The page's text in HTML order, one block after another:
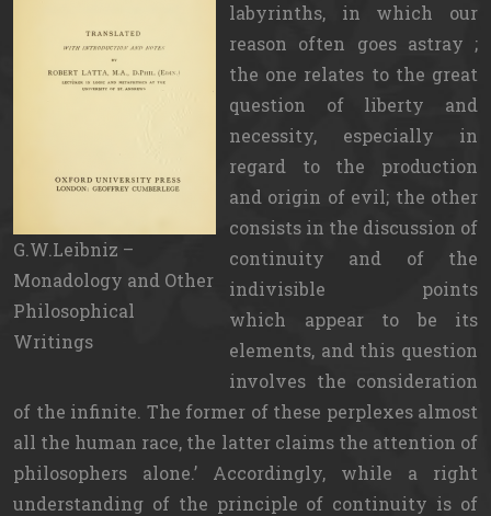
G.W.Leibniz –
Monadology and Other
Philosophical
Writings
labyrinths, in which our
reason often goes astray ;
the one relates to the great
question of liberty and
necessity, especially in
regard to the production
and origin of evil; the other
consists in the discussion of
continuity and of the
indivisible points
which appear to be its
elements, and this question
involves the consideration
of the infinite. The former of these perplexes almost
all the human race, the latter claims the attention of
philosophers alone.’ Accordingly, while a right
understanding of the principle of continuity is of